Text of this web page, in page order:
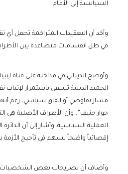
السياسية إلى الأمام.
وأكد أن التعقيدات المتراكمة تجعل أي
في ظل انقسامات متصاعدة بين
وأوضح الديباني في مداخلة على قناة
الحميد الدبيبة تسعى باستمرار
مسار تفاوضي أو اتفاق سياسي، رغم
حوار جنيف”، وأن الأطراف الأصلية هي
العملية السياسية. وأشار إلى أن الدائرة
إقصائياً واضحاً يسهم في تأجيج الأزمة
وأضاف أن تصريحات بعض الشخصيات